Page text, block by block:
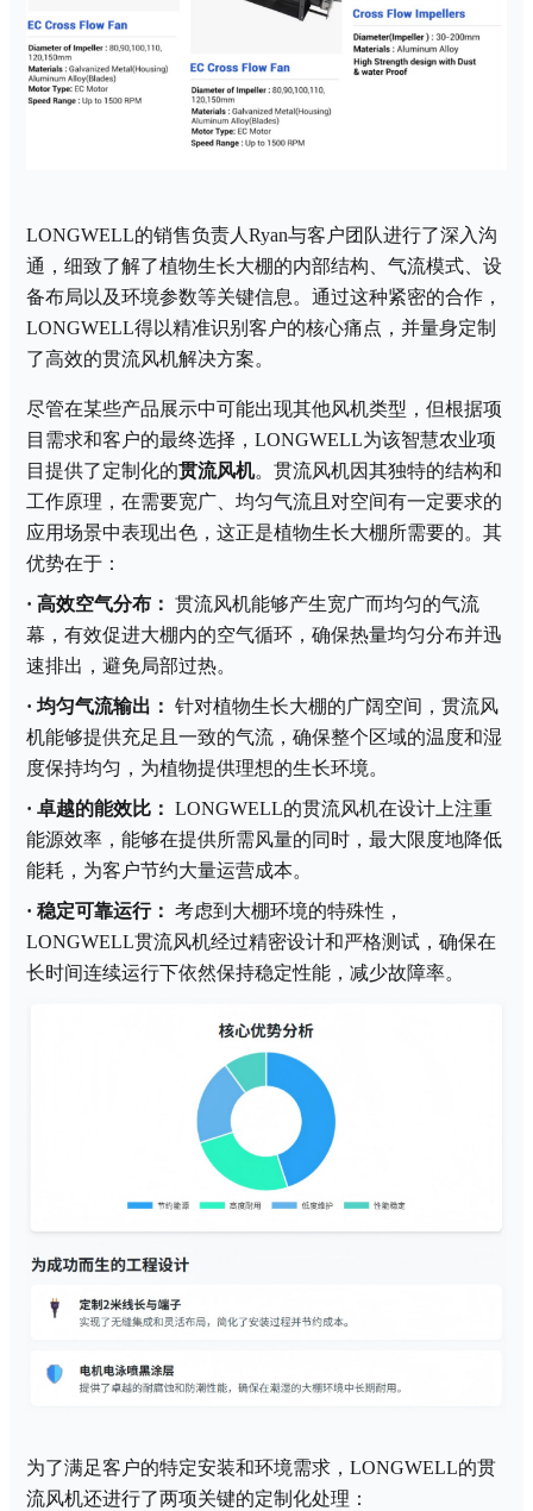
LONGWELL的销售负责人Ryan与客户团队进行了深入沟
通，细致了解了植物生长大棚的内部结构、气流模式、设
备布局以及环境参数等关键信息。通过这种紧密的合作，
LONGWELL得以精准识别客户的核心痛点，并量身定制
了高效的贯流风机解决方案。
尽管在某些产品展示中可能出现其他风机类型，但根据项
目需求和客户的最终选择，LONGWELL为该智慧农业项
目提供了定制化的贯流风机。贯流风机因其独特的结构和
工作原理，在需要宽广、均匀气流且对空间有一定要求的
应用场景中表现出色，这正是植物生长大棚所需要的。其
优势在于：
·高效空气分布：
贯流风机能够产生宽广而均匀的气流
幕，有效促进大棚内的空气循环，确保热量均匀分布并迅
速排出，避免局部过热。
·均匀气流输出：
针对植物生长大棚的广阔空间，贯流风
机能够提供充足且一致的气流，确保整个区域的温度和湿
度保持均匀，为植物提供理想的生长环境。
·卓越的能效比：
LONGWELL的贯流风机在设计上注重
能源效率，能够在提供所需风量的同时，最大限度地降低
能耗，为客户节约大量运营成本。
·稳定可靠运行：
考虑到大棚环境的特殊性，
LONGWELL贯流风机经过精密设计和严格测试，确保在
长时间连续运行下依然保持稳定性能，减少故障率。
为了满足客户的特定安装和环境需求，LONGWELL的贯
流风机还进行了两项关键的定制化处理：